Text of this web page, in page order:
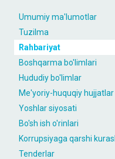
Umumiy ma'lumotlar
Tuzilma
Rahbariyat
Boshqarma bo'limlari
Hududiy bo'limlar
Me'yoriy-huquqiy hujjatlar
Yoshlar siyosati
Bo'sh ish o'rinlari
Korrupsiyaga qarshi
Tenderlar